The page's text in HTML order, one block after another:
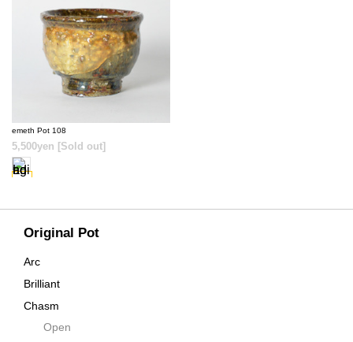
Original Pot
Arc
Brilliant
Chasm
ContraOpen
SOLD OUT
emeth Pot 108
5,500yen [Sold out]